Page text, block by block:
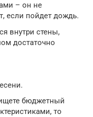
– он не
если пойдет дождь.
внутри стены,
достаточно
бюджетный
то